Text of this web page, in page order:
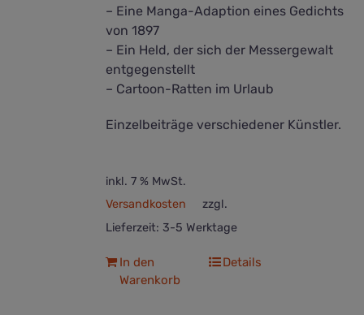
– Eine Manga-Adaption eines Gedichts
von 1897
– Ein Held, der sich der Messergewalt
entgegenstellt
– Cartoon-Ratten im Urlaub
Einzelbeiträge verschiedener Künstler.
inkl. 7 % MwSt.
zzgl.
Versandkosten
Lieferzeit: 3-5 Werktage
In den
Warenkorb
Details